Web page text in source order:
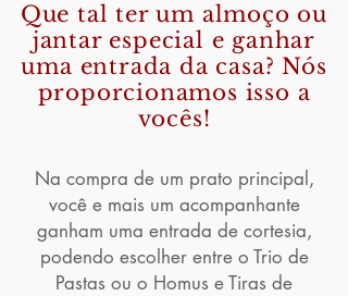
Que tal ter um almoço ou
jantar especial e ganhar
uma entrada da casa? Nós
proporcionamos isso a
vocês!
Na compra de um prato principal,
você e mais um acompanhante
ganham uma entrada de cortesia,
podendo escolher entre o Trio de
Pastas ou o Homus e Tiras de